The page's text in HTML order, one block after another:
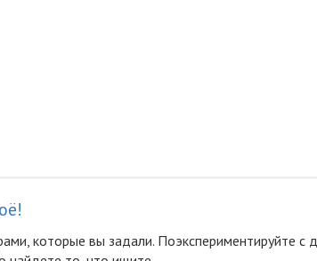
которые вы задали. Поэкспериментируйте с